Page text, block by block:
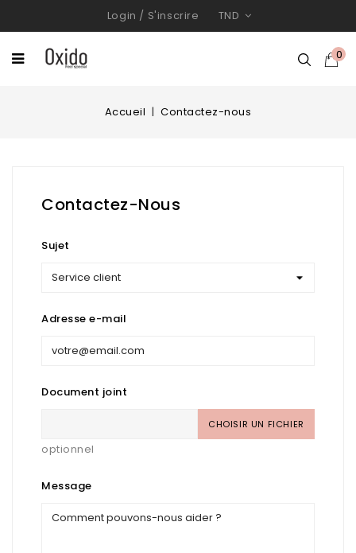
Login / S'inscrire TND
0
Accueil Contactez-nous
Contactez-Nous
Sujet
Adresse e-mail
Document joint
CHOISIR UN FICHIER
optionnel
Message